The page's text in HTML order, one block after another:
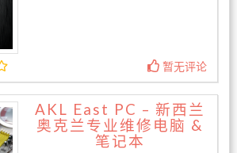
暂无评论
AKL East PC – 新西兰
奥克兰专业维修电脑 &
笔记本